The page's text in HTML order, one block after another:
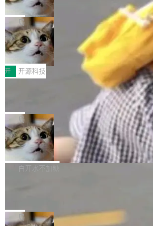
（<a href="https://bugzilla.mozilla.org/
bug.cgi?id=204...
orkers 跑了十年 Isolate。用 CEO Matthew
nce 的话说：「我们一生都在用 Isolate 运行代
码，而 AI Agent 不需要容器，它们需要的是
late。」 容器为什么不合适 容器的问题在于启动
和销毁都太重了。一个 Agent 要执行的任务可
只需要几毫秒的 CPU 时间，但容器从冷启动到
就绪要花数秒。如果未来有十...
诉讼，称“Apple is getting this wron
g”
上个月，苹果一纸诉状把 OpenAI 告上法庭，
控其挖角苹果前员工并窃取商业秘密。苹果的
状把 OpenAI 描述成一个系统性地从前东家挖
人、套取机密信息的对手。 OpenAI 没发律师
函，也没选择庭外沉默。它在官网贴了一篇博
文，标题只有六个字：Apple is getting this
ng。 然后，它把邮件往来和 iMessage 聊天记
录全贴了出来。 他发错人了 苹果外部律师
iel Gross 来自 Weil 律所，2 月 23 日下午
给 OpenAI 总法律顾问 Che Chang 发了封邮
件，附了一封长信，要求 OpenAI 配合调查前
果员工带走机密信...
局
HUAWEI MatePad Edge上架WorkBu
ddy鸿蒙PC版，说话就能干活的AI办公
搭子
全能AI工作台WorkBuddy鸿蒙PC版上架
I MatePad Edge应用市场，直接下载即可使
用，与鸿蒙电脑上的体验一致。值得一提的是
这是目前市面上唯一支持平板接入WorkBuddy
C版的产品，搭载“人机双写”重磅功能——你写
你的，AI写AI的，同屏协作互不干扰。一句话
AI帮你干活，现在开启全新体验！ 温馨提示：
体验WorkBuddy鸿蒙PC版前，请将 HUAWEI
atePad Edge 升级至 HarmonyOS 6.1.0.135S
P9 patch03及以上版本。 *升级路径：设置 >
开 开源科技
FFmpeg 9.0 发布：代号“Lei”，以此纪
全球知名开源多媒体框架 FFmpeg 今天正式发
布了 9.0 版本。这个版本除了带来新一代音视
处理能力和硬件加速支持之外，还有一个特殊
处：FFmpeg 9.0 的代号是“Lei”。 这个名字，
来自中国开发者雷霄骅（Lei Xiaohua）。 对
很多中国音视频开发者而言，这个名字并不陌
“启蒙老师”。 而今年，恰好是雷霄骅离世十周
年。FFmpeg 社区最终选择用一个大版本的名
局
亚马逊成本失控：AI 写代码烧掉 1215
万元，超预算 860%
外媒近日曝光了亚马逊的多份内部报告显示，
导致公司在多个项目上超支。《金融时报》报道
编写程序，目标是完成电商平台作者信息与商品
白开水不加糖
e CEO Clément Delangue 在 CNBC 的采访里
局